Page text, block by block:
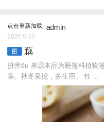
点击重新加载 admin
2026-5-23
图 藕
拼音ǒu 来源本品为睡莲科植物
茎。秋冬采挖，多生用。 性 ...